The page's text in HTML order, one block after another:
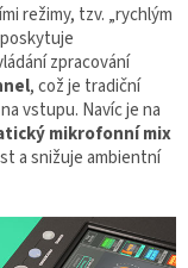
režimy, tzv. „rychlým
zpracování
, což je tradiční
vstupu. Navíc je na
mikrofonní mix
a snižuje ambientní